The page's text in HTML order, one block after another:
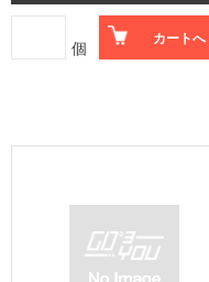
個 カートへ